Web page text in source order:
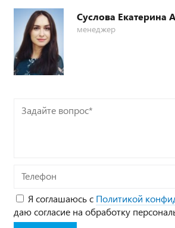
Суслова Екатерина
менеджер
Задайте
Телефон
Я соглашаюсь с Политикой
даю согласие на обработку